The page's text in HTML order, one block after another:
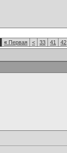
« Первая < 33 41 42